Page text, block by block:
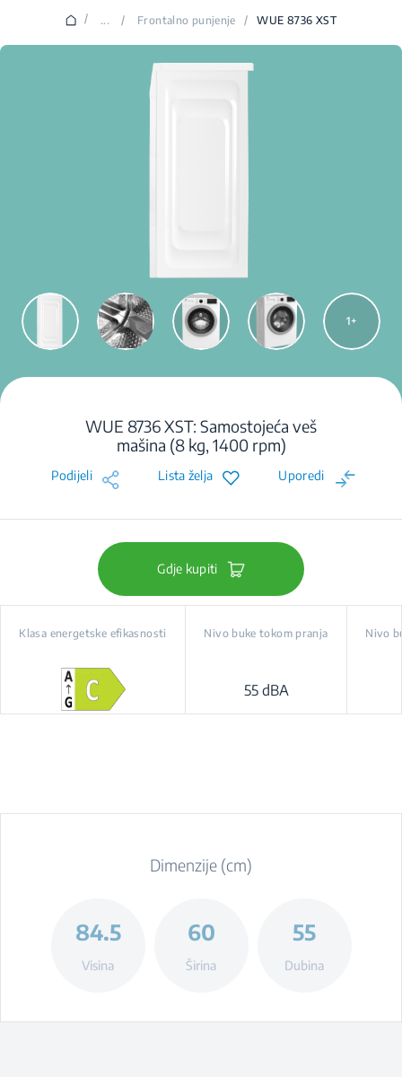
/ ... / Frontalno punjenje / WUE 8736 XST
1
WUE 8736 XST: Samostojeća veš
mašina (8 kg, 1400 rpm)
Podijeli Lista želja Uporedi
Gdje kupiti
Klasa energetske efikasnosti Nivo buke tokom pranja
55 dBA
Nivo
Dimenzije (cm)
84.5
Visina
60
Širina
55
Dubina